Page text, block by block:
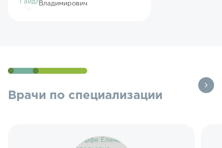
Владимирович
Врачи по специализации